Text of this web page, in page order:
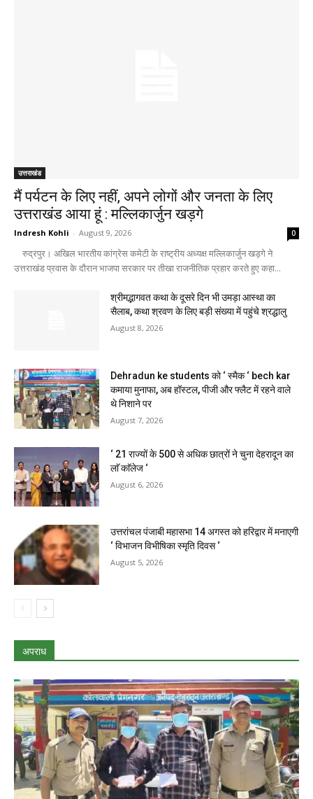
उत्तराखंड
मैं पर्यटन के लिए नहीं, अपने लोगों और जनता के लिए
उत्तराखंड आया हूं : मल्लिकार्जुन खड़गे
Indresh Kohli - August 9, 2026 0
रुद्रपुर। अखिल भारतीय कांग्रेस कमेटी के राष्ट्रीय अध्यक्ष मल्लिकार्जुन खड़गे ने
उत्तराखंड प्रवास के दौरान भाजपा सरकार पर तीखा राजनीतिक प्रहार करते हुए कहा...
श्रीमद्भागवत कथा के दूसरे दिन भी उमड़ा आस्था का
सैलाब, कथा श्रवण के लिए बड़ी संख्या में पहुंचे श्रद्धालु
August 8, 2026
Dehradun ke students को ‘ स्मैक ‘ bech kar
कमाया मुनाफा, अब हॉस्टल, पीजी और फ्लैट में रहने वाले
थे निशाने पर
August 7, 2026
‘ 21 राज्यों के 500 से अधिक छात्रों ने चुना देहरादून का
लाॅ काॅलेज ‘
August 6, 2026
उत्तरांचल पंजाबी महासभा 14 अगस्त को हरिद्वार में मनाएगी
‘ विभाजन विभीषिका स्मृति दिवस ‘
August 5, 2026
अपराध